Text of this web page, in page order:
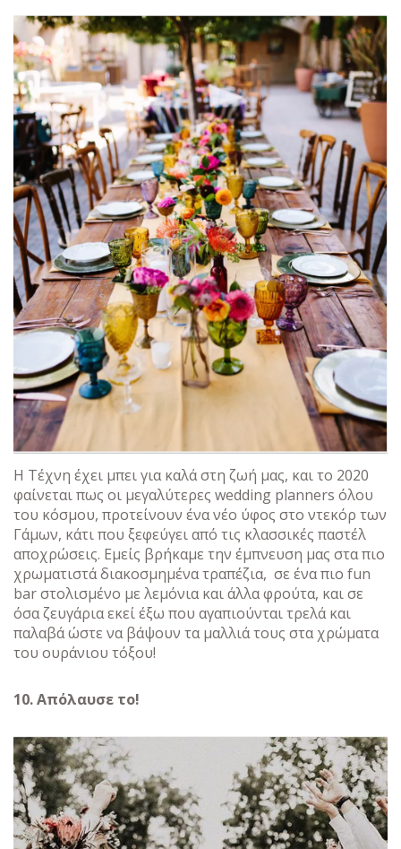
Η Τέχνη έχει μπει για καλά στη ζωή μας, και το 2020
φαίνεται πως οι μεγαλύτερες wedding planners όλου
του κόσμου, προτείνουν ένα νέο ύφος στο ντεκόρ των
Γάμων, κάτι που ξεφεύγει από τις κλασσικές παστέλ
αποχρώσεις. Εμείς βρήκαμε την έμπνευση μας στα πιο
χρωματιστά διακοσμημένα τραπέζια, σε ένα πιο fun
bar στολισμένο με λεμόνια και άλλα φρούτα, και σε
όσα ζευγάρια εκεί έξω που αγαπιούνται τρελά και
παλαβά ώστε να βάψουν τα μαλλιά τους στα χρώματα
του ουράνιου τόξου!
10. Απόλαυσε το!